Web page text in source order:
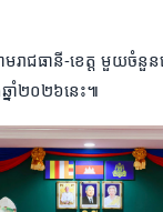
ាជធានី-ខេត្ត មួយចំនួ
ាំ២០២៦នេះ៕